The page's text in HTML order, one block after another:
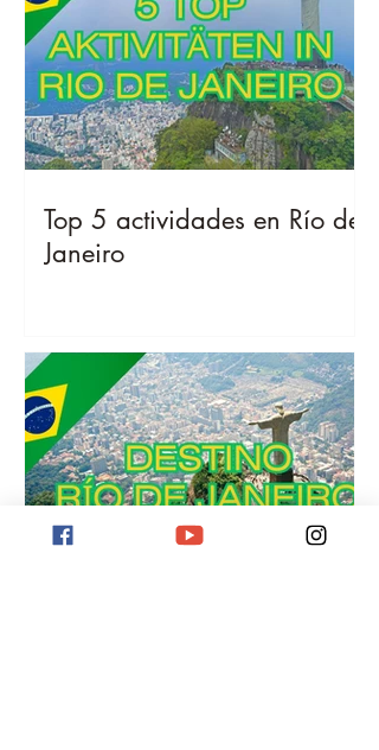
Top 5 actividades en Río de
Janeiro